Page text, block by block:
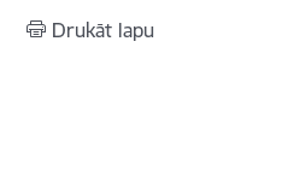
Drukāt lapu